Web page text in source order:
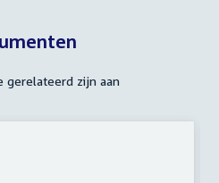
gerelateerd zijn aan